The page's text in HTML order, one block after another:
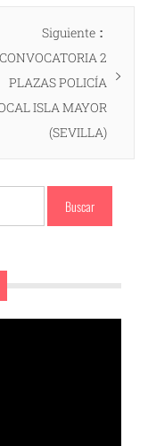
Siguiente
CONVOCATORIA 2
PLAZAS POLICÍA
ISLA MAYOR
(SEVILLA)